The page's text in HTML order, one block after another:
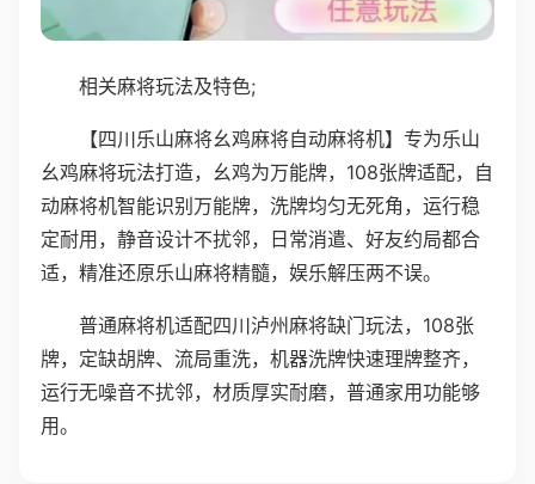
相关麻将玩法及特色;
【四川乐山麻将幺鸡麻将自动麻将机】专为乐山
幺鸡麻将玩法打造，幺鸡为万能牌，108张牌适配，自
动麻将机智能识别万能牌，洗牌均匀无死角，运行稳
定耐用，静音设计不扰邻，日常消遣、好友约局都合
适，精准还原乐山麻将精髓，娱乐解压两不误。
普通麻将机适配四川泸州麻将缺门玩法，108张
牌，定缺胡牌、流局重洗，机器洗牌快速理牌整齐，
运行无噪音不扰邻，材质厚实耐磨，普通家用功能够
用。